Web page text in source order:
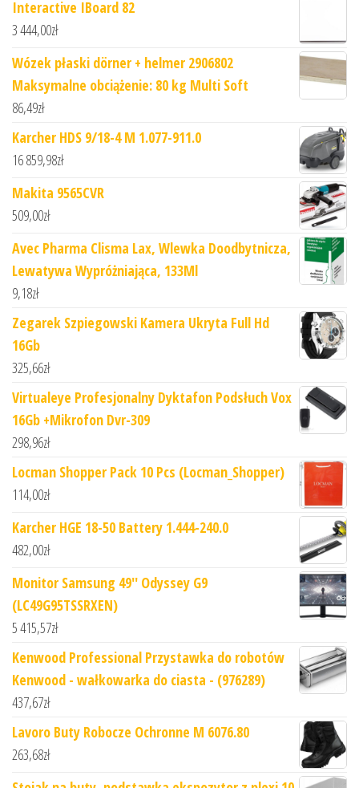
Interactive IBoard 82
3 444,00zł
Wózek płaski dörner + helmer 2906802
Maksymalne obciążenie: 80 kg Multi Soft
86,49zł
Karcher HDS 9/18-4 M 1.077-911.0
16 859,98zł
Makita 9565CVR
509,00zł
Avec Pharma Clisma Lax, Wlewka Doodbytnicza,
Lewatywa Wypróżniająca, 133Ml
9,18zł
Zegarek Szpiegowski Kamera Ukryta Full Hd
16Gb
325,66zł
Virtualeye Profesjonalny Dyktafon Podsłuch Vox
16Gb +Mikrofon Dvr-309
298,96zł
Locman Shopper Pack 10 Pcs (Locman_Shopper)
114,00zł
Karcher HGE 18-50 Battery 1.444-240.0
482,00zł
Monitor Samsung 49'' Odyssey G9
(LC49G95TSSRXEN)
5 415,57zł
Kenwood Professional Przystawka do robotów
Kenwood - wałkowarka do ciasta - (976289)
437,67zł
Lavoro Buty Robocze Ochronne M 6076.80
263,68zł